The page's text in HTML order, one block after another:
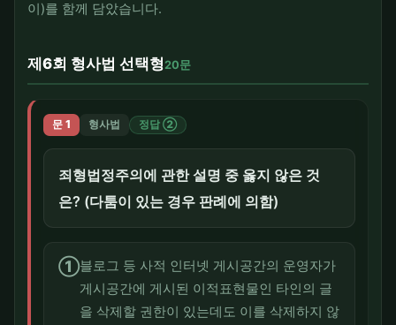
이)를 함께 담았습니다.
제6회 형사법 선택형20문
문 1 형사법 정답 ②
죄형법정주의에 관한 설명 중 옳지 않은 것
은? (다툼이 있는 경우 판례에 의함)
①블로그 등 사적 인터넷 게시공간의 운영자가
게시공간에 게시된 이적표현물인 타인의 글
을 삭제할 권한이 있는데도 이를 삭제하지 않